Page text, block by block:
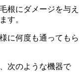
根にダメージを与え
す。
に何度も通ってもら
次のような機器で